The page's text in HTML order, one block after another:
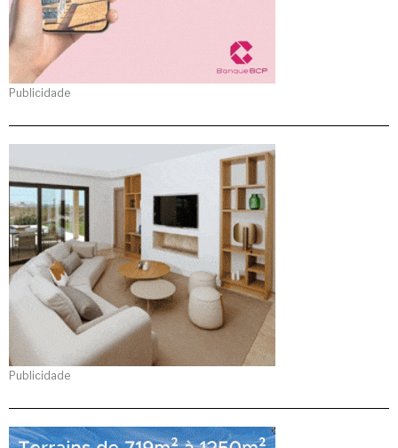
Publicidade
Publicidade